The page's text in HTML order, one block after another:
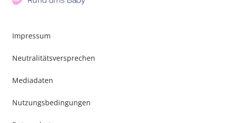
Impressum
Neutralitätsversprechen
Mediadaten
Nutzungsbedingungen